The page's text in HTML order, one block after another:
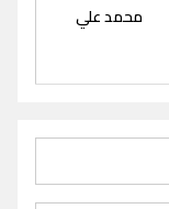
محمد علي